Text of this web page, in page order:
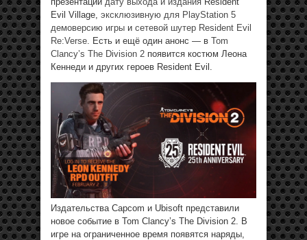
Evil Village, эксклюзивную для PlayStation 5
демоверсию игры и сетевой шутер Resident Evil
Re:Verse. Есть и ещё один анонс — в Tom
Clancy’s The Division 2 появится костюм Леона
Кеннеди и других героев Resident Evil.
Издательства Capcom и Ubisoft представили
новое событие в Tom Clancy’s The Division 2. В
игре на ограниченное время появятся наряды,